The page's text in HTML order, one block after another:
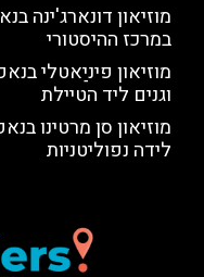
מוזיאון דונארג'ינה
במרכז ההיסטורי
מוזיאון פיניַאטלי
וגנים ליד הטיילת
מוזיאון סן מרטינו
לידה נפוליטניות